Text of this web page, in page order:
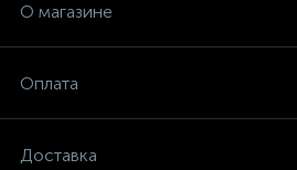
О магазине
Оплата
Доставка